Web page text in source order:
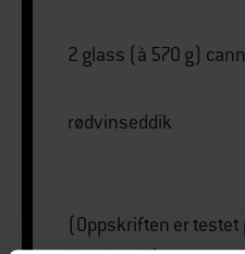
2 glass (à 570 g)
rødvinseddik
(Oppskriften er testet